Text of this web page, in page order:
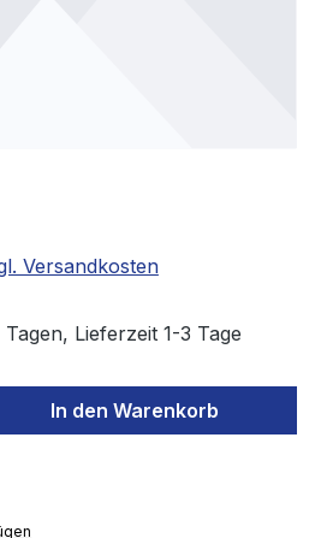
Versandkosten
Lieferzeit 1-3 Tage
Gib den
In den Warenkorb